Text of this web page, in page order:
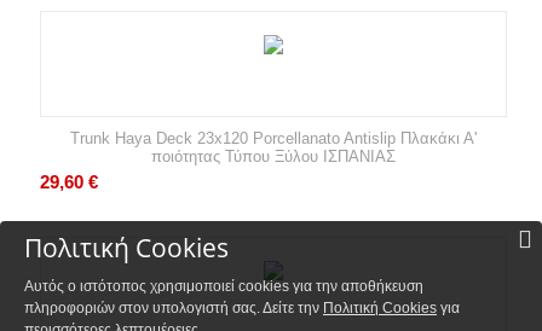
Trunk Haya Deck 23x120 Porcellanato Antislip Πλακάκι Α'
ποιότητας Τύπου Ξύλου ΙΣΠΑΝΙΑΣ
29,60 €
Πολιτική Cookies
Αυτός ο ιστότοπος χρησιμοποιεί cookies για την αποθήκευση
πληροφοριών στον υπολογιστή σας. Δείτε την Πολιτική Cookies για